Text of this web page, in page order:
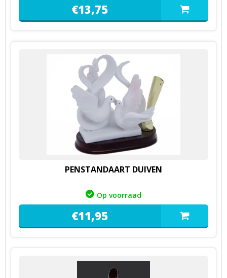
€13,75
PENSTANDAART DUIVEN
Op voorraad
€11,95